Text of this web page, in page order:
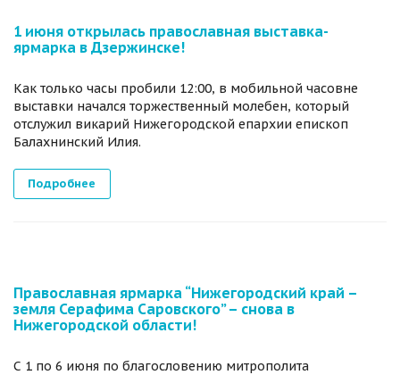
1 июня открылась православная выставка-
ярмарка в Дзержинске!
Как только часы пробили 12:00, в мобильной часовне
выставки начался торжественный молебен, который
отслужил викарий Нижегородской епархии епископ
Балахнинский Илия.
Подробнее
Православная ярмарка “Нижегородский край –
земля Серафима Саровского” – снова в
Нижегородской области!
С 1 по 6 июня по благословению митрополита